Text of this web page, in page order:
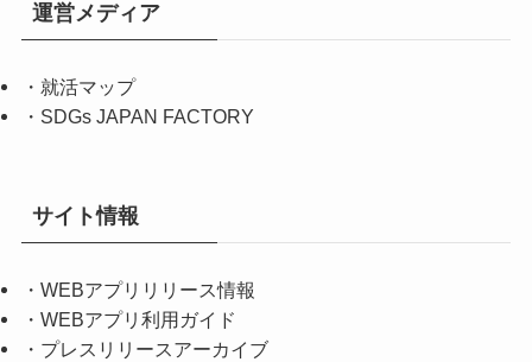
運営メディア
・ 就活マップ
・ SDGs JAPAN FACTORY
サイト情報
・ WEBアプリリリース情報
・ WEBアプリ利用ガイド
・ プレスリリースアーカイブ